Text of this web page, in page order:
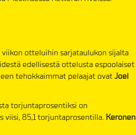
otteluihin sarjataulukon sijalta
edellisestä ottelusta espoolaiset
tehokkaimmat pelaajat ovatJoel
torjuntaprosentiksi on
85,1 torjuntaprosentilla. Keronen